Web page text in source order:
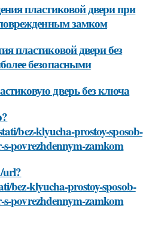
пластиковой двери при
замком
пластиковой двери без
безопасными
дверь без ключа
bez-klyucha-prostoy-sposob-
povrezhdennym-zamkom
url?
bez-klyucha-prostoy-sposob-
povrezhdennym-zamkom